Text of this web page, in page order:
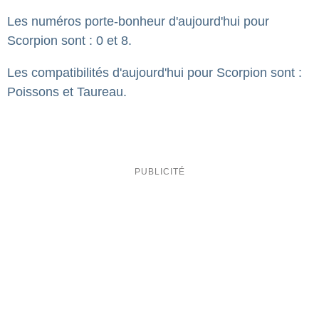
Les numéros porte-bonheur d'aujourd'hui pour
Scorpion sont : 0 et 8.
Les compatibilités d'aujourd'hui pour Scorpion sont :
Poissons et Taureau.